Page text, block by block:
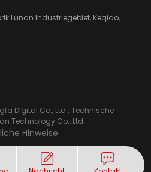
Lunan Industriegebiet, Keqiao,
Digital Co., Ltd.. Technische
Technology Co., Ltd.
Hinweise